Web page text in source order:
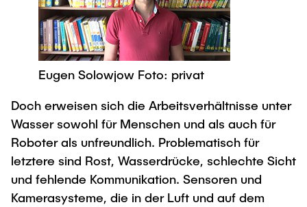
Eugen Solowjow Foto: privat
Doch erweisen sich die Arbeitsverhältnisse unter
Wasser sowohl für Menschen und als auch für
Roboter als unfreundlich. Problematisch für
letztere sind Rost, Wasserdrücke, schlechte Sicht
und fehlende Kommunikation. Sensoren und
Kamerasysteme, die in der Luft und auf dem